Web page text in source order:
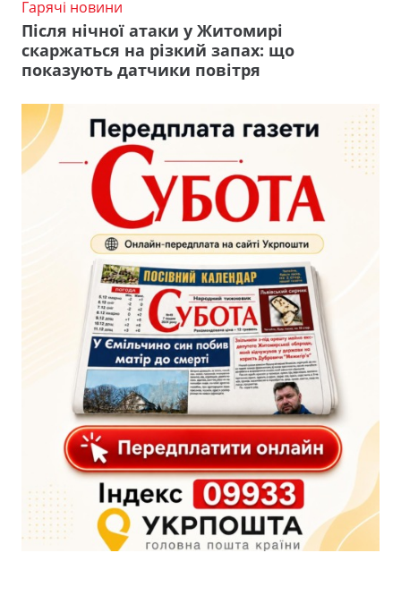
Гарячі новини
Після нічної атаки у Житомирі
скаржаться на різкий запах: що
показують датчики повітря